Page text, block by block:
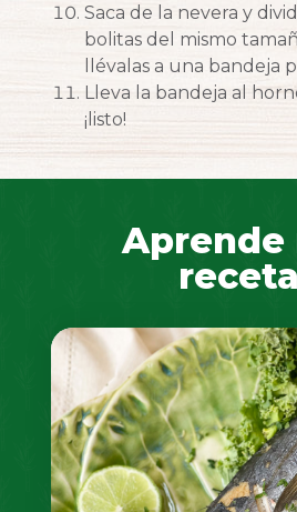
Saca de la nevera y
bolitas del mismo
llévalas a una bandeja
Lleva la bandeja al
¡listo!
Aprende